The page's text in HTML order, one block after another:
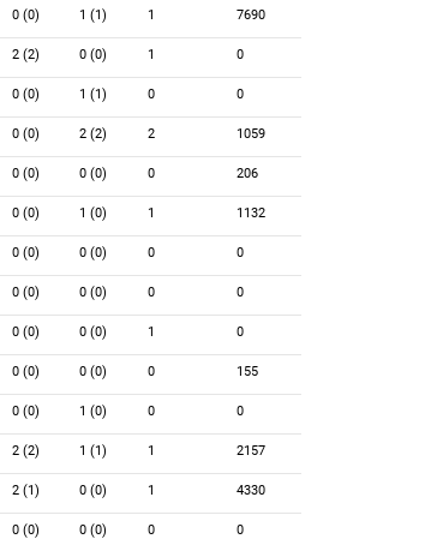
0 (0) 1 (1) 1 7690
2 (2) 0 (0) 1 0
0 (0) 1 (1) 0 0
0 (0) 2 (2) 2 1059
0 (0) 0 (0) 0 206
0 (0) 1 (0) 1 1132
0 (0) 0 (0) 0 0
0 (0) 0 (0) 0 0
0 (0) 0 (0) 1 0
0 (0) 0 (0) 0 155
0 (0) 1 (0) 0 0
2 (2) 1 (1) 1 2157
2 (1) 0 (0) 1 4330
0 (0) 0 (0) 0 0